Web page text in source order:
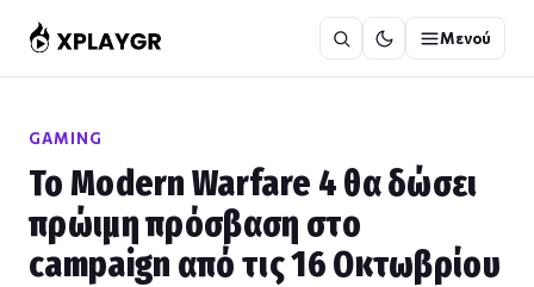
στο
περιεχόμενο
Μενού
GAMING
Το Modern Warfare 4 θα δώσει
πρώιμη πρόσβαση στο
campaign από τις 16 Οκτωβρίου